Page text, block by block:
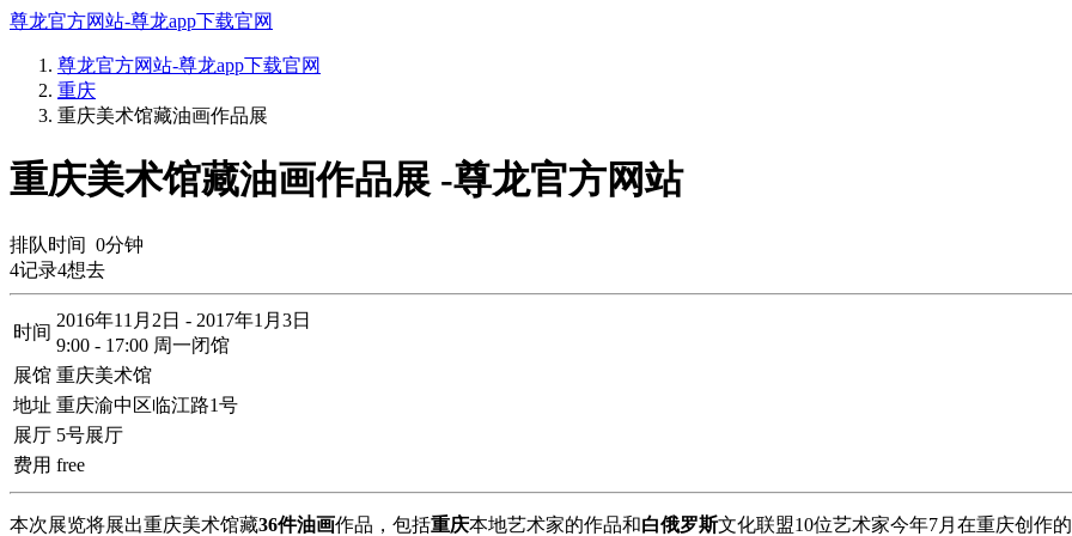
尊龙官方网站-尊龙app下载官网
尊龙官方网站-尊龙app下载官网
重庆
重庆美术馆藏油画作品展
重庆美术馆藏油画作品展 -尊龙官方网站
排队时间 0分钟
4记录4想去
时间
2016年11月2日 - 2017年1月3日
9:00 - 17:00 周一闭馆
展馆 重庆美术馆
地址 重庆渝中区临江路1号
展厅 5号展厅
费用 free
本次展览将展出重庆美术馆藏36件油画作品，包括重庆本地艺术家的作品和白俄罗斯文化联盟10位艺术家今年7月在重庆创作的